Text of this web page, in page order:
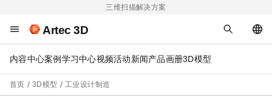
三维扫描解决方案
Artec 3D
内容中心案例 学习中心视频活动新闻产品画册3D模型
首页 3D模型 工业设计制造